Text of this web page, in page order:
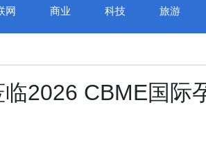
网 商业 科技 旅游
2026 CBME国际